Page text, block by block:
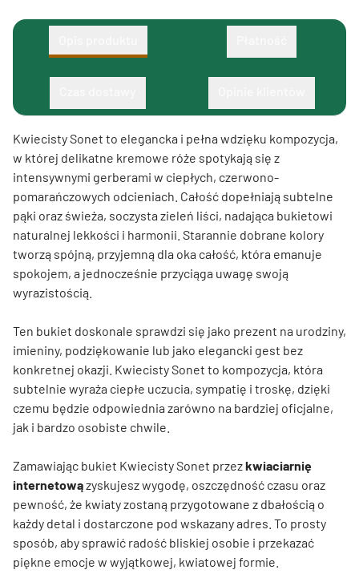
Kwiecisty Sonet to elegancka i pełna wdzięku kompozycja,
w której delikatne kremowe róże spotykają się z
intensywnymi gerberami w ciepłych, czerwono-
pomarańczowych odcieniach. Całość dopełniają subtelne
pąki oraz świeża, soczysta zieleń liści, nadająca bukietowi
naturalnej lekkości i harmonii. Starannie dobrane kolory
tworzą spójną, przyjemną dla oka całość, która emanuje
spokojem, a jednocześnie przyciąga uwagę swoją
wyrazistością.
Ten bukiet doskonale sprawdzi się jako prezent na urodziny,
imieniny, podziękowanie lub jako elegancki gest bez
konkretnej okazji. Kwiecisty Sonet to kompozycja, która
subtelnie wyraża ciepłe uczucia, sympatię i troskę, dzięki
czemu będzie odpowiednia zarówno na bardziej oficjalne,
jak i bardzo osobiste chwile.
Zamawiając bukiet Kwiecisty Sonet przezkwiaciarnię
internetowązyskujesz wygodę, oszczędność czasu oraz
pewność, że kwiaty zostaną przygotowane z dbałością o
każdy detal i dostarczone pod wskazany adres. To prosty
sposób, aby sprawić radość bliskiej osobie i przekazać
piękne emocje w wyjątkowej, kwiatowej formie.